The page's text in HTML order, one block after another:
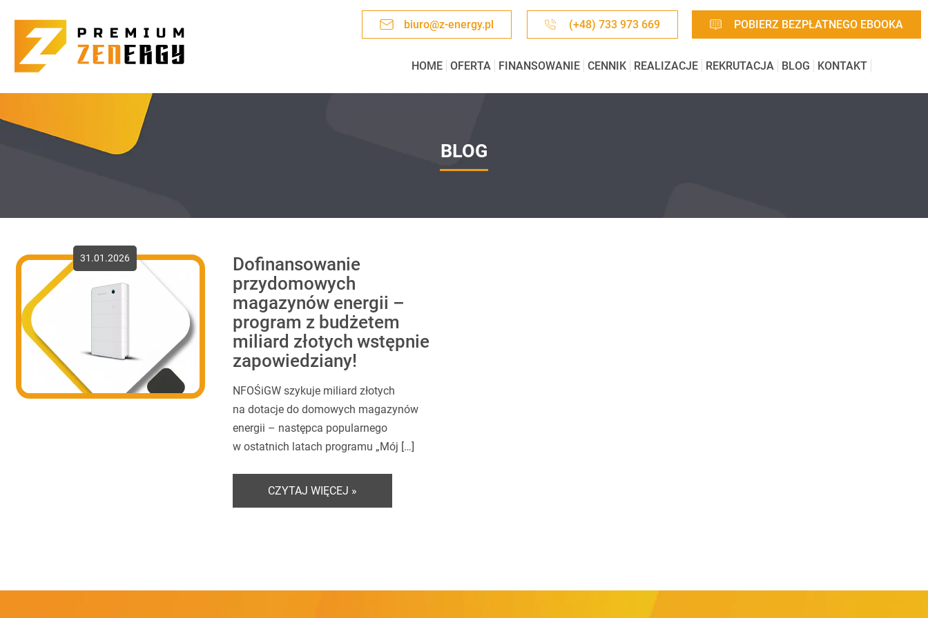
biuro@z-energy.pl (+48) 733 973 669 POBIERZ BEZPŁATNEGO EBOOKA
HOME OFERTA FINANSOWANIE CENNIK REALIZACJE REKRUTACJA BLOG KONTAKT
BLOG
31.01.2026
Dofinansowanie
przydomowych
magazynów energii –
program z budżetem
miliard złotych wstępnie
zapowiedziany!
NFOŚiGW szykuje miliard złotych
na dotacje do domowych magazynów
energii – następca popularnego
w ostatnich latach programu „Mój […]
CZYTAJ WIĘCEJ »